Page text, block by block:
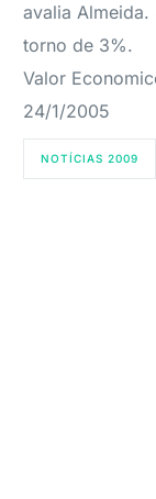
avalia Almeida.
torno de 3%.
Valor
24/1/2005
NOTÍCIAS 2009